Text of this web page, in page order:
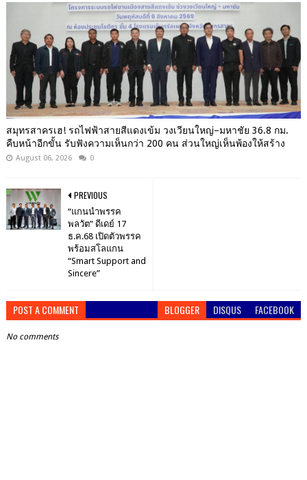
สมุทรสาครเฮ! รถไฟฟ้าสายสีแดงเข้ม วงเวียนใหญ่–มหาชัย 36.8 กม.
คืบหน้าอีกขั้น รับฟังความเห็นกว่า 200 คน ส่วนใหญ่เห็นพ้องให้สร้าง
August 06, 2026 0
PREVIOUS
“แกนนำพรรค
พลวัต” ดีเดย์ 17
ธ.ค.68 เปิดตัวพรรค
พร้อมสโลแกน
“Smart Support and
Sincere”
POST A COMMENT BLOGGER DISQUS FACEBOOK
No comments